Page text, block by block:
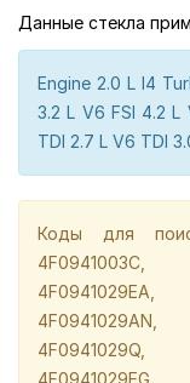
Данные стекла
Engine 2.0 L I4
3.2 L V6 FSI 4.2
TDI 2.7 L V6 TDI
Коды для
4F0941003C,
4F0941029EA,
4F0941029Q,